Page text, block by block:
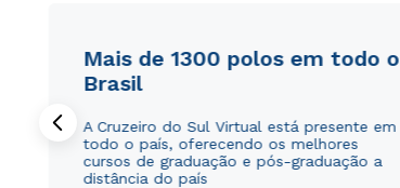
Mais de 1300 polos em todo o
Brasil
A Cruzeiro do Sul Virtual está presente em
todo o país, oferecendo os melhores
cursos de graduação e pós-graduação a
distância do país